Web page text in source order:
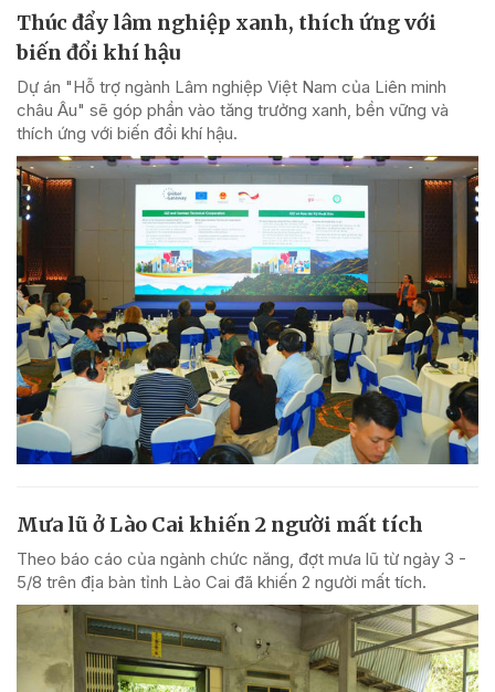
Thúc đẩy lâm nghiệp xanh, thích ứng với
biến đổi khí hậu
Dự án "Hỗ trợ ngành Lâm nghiệp Việt Nam của Liên minh
châu Âu" sẽ góp phần vào tăng trưởng xanh, bền vững và
thích ứng với biến đổi khí hậu.
Mưa lũ ở Lào Cai khiến 2 người mất tích
Theo báo cáo của ngành chức năng, đợt mưa lũ từ ngày 3 -
5/8 trên địa bàn tỉnh Lào Cai đã khiến 2 người mất tích.